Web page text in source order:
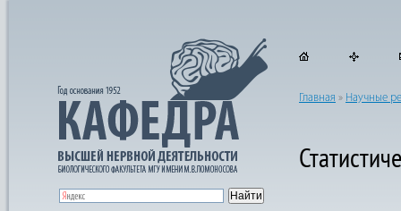
Главная » Научные